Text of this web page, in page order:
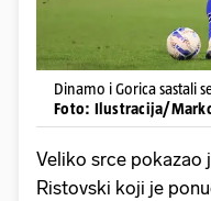
Dinamo i Gorica sastali
Foto: Ilustracija/
Veliko srce pokazao
Ristovski koji je